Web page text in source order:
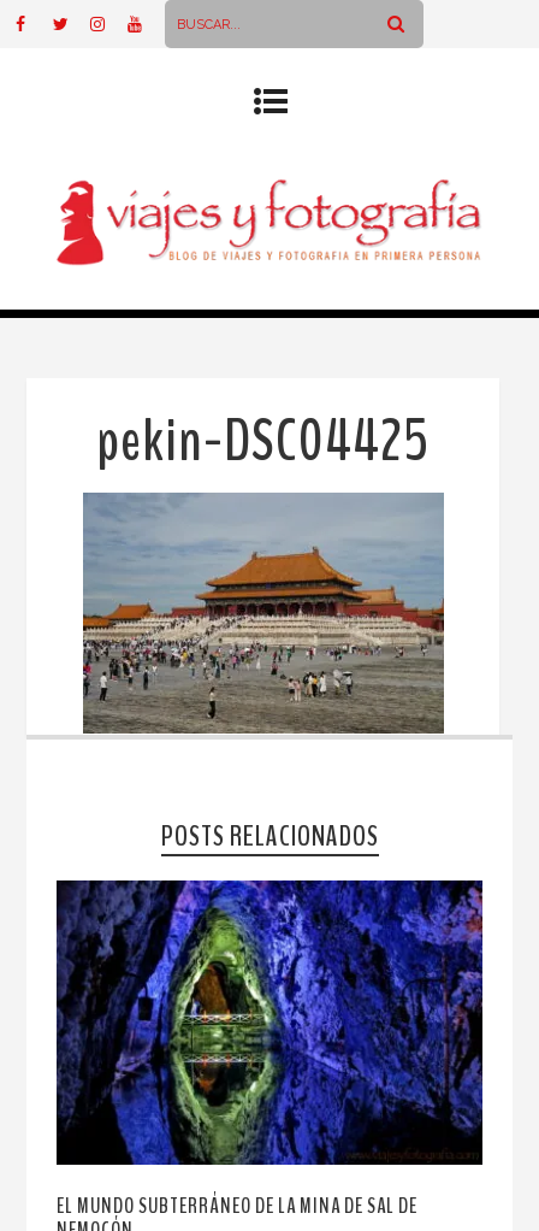
pekin-DSC04425
POSTS RELACIONADOS
EL MUNDO SUBTERRÁNEO DE LA MINA DE SAL DE